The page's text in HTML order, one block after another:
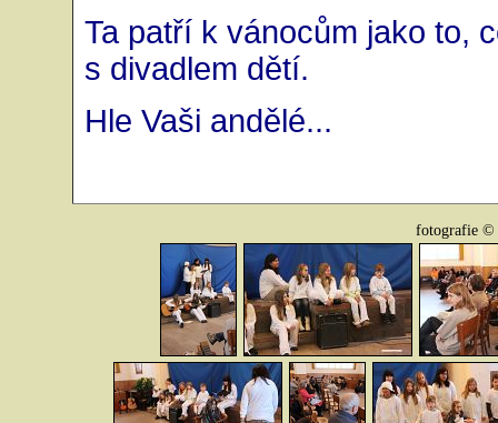
Ta patří k vánocům jako to,
s divadlem dětí.
Hle Vaši andělé...
fotografie ©